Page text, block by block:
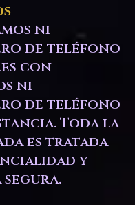
ni
de teléfono
con
ni
de teléfono
Toda la
es tratada
y